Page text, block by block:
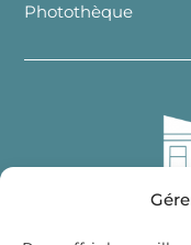
Photothèque